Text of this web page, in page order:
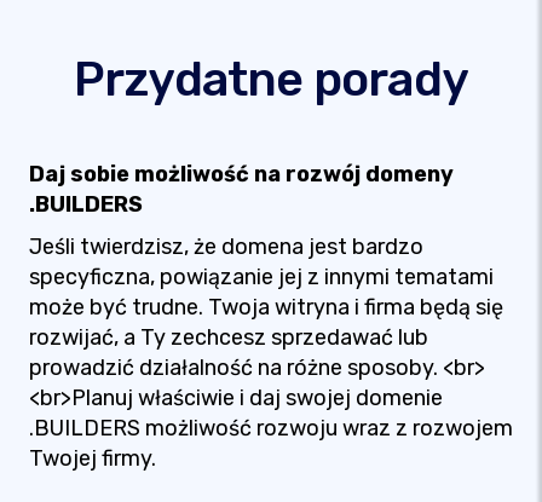
Przydatne porady
Daj sobie możliwość na rozwój domeny
.BUILDERS
Jeśli twierdzisz, że domena jest bardzo
specyficzna, powiązanie jej z innymi tematami
może być trudne. Twoja witryna i firma będą się
rozwijać, a Ty zechcesz sprzedawać lub
prowadzić działalność na różne sposoby. <br>
<br>Planuj właściwie i daj swojej domenie
.BUILDERS możliwość rozwoju wraz z rozwojem
Twojej firmy.